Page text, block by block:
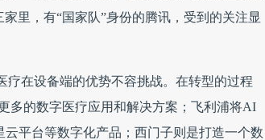
里，有“国家队”身份的腾讯，受到的关注显
疗在设备端的优势不容挑战。在转型的过程
多的数字医疗应用和解决方案；飞利浦将AI
平台等数字化产品；西门子则是打造一个数